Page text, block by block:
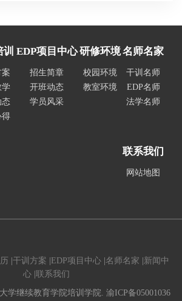
学
态
得
EDP项目中心
招生简章
开班动态
学员风采
研修环境
校园环境
教室环境
名师名家
干训名师
EDP名师
法学名师
联系我们
网站地图
干训方案 EDP项目中心 名师名家 新闻中
心 联系我们
学继续教育学院培训学院. 渝ICP备05001036